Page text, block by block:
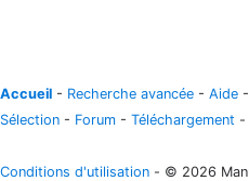
Accueil - Recherche avancée - Aide -
Sélection - Forum - Téléchargement -
Conditions d'utilisation - © 2026